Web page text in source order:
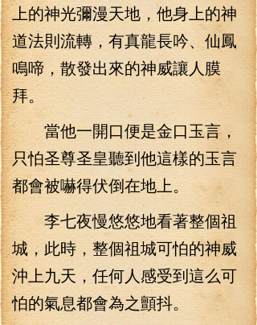
上的神光彌漫天地，他身上的神
道法則流轉，有真龍長吟、仙鳳
鳴啼，散發出來的神威讓人膜
拜。
當他一開口便是金口玉言，
只怕圣尊圣皇聽到他這樣的玉言
都會被嚇得伏倒在地上。
李七夜慢悠悠地看著整個祖
城，此時，整個祖城可怕的神威
沖上九天，任何人感受到這么可
怕的氣息都會為之顫抖。